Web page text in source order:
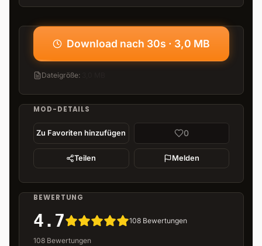
Download nach 30s · 3,0 MB
Dateigröße:
MOD-DETAILS
Zu Favoriten hinzufügen 0
Teilen Melden
BEWERTUNG
4.7 108 Bewertungen
108 Bewertungen